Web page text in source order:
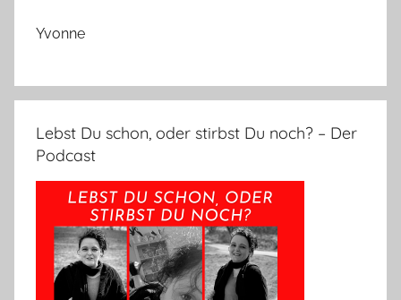
Yvonne
Lebst Du schon, oder stirbst Du noch? – Der
Podcast